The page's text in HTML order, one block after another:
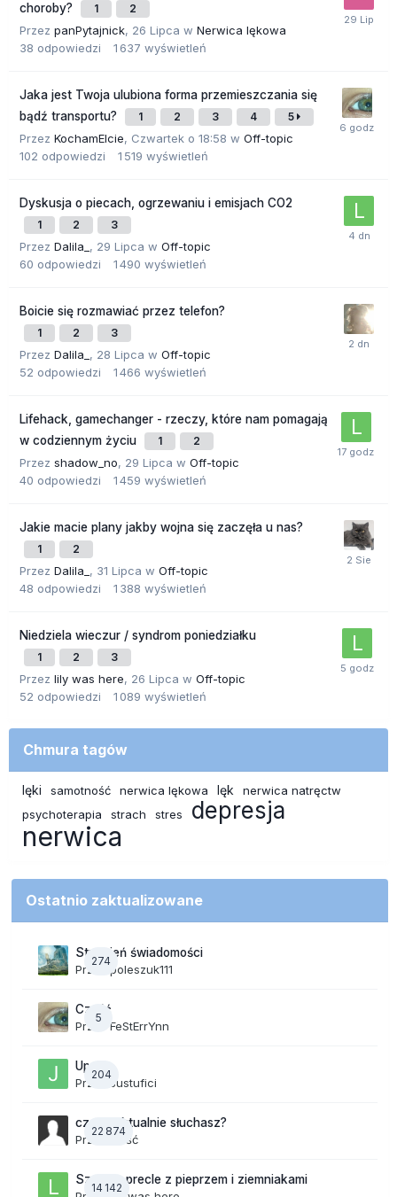
choroby?
1 2
Przez panPytajnick, 26 Lipca w Nerwica lękowa
38 odpowiedzi 1 637 wyświetleń
Jaka jest Twoja ulubiona forma przemieszczania się
bądź transportu?
1 2 3 4 5
Przez KochamElcie, Czwartek o 18:58 w Off-topic
102 odpowiedzi 1 519 wyświetleń
Dyskusja o piecach, ogrzewaniu i emisjach CO2
1 2 3
Przez Dalila_ , 29 Lipca w Off-topic
60 odpowiedzi 1 490 wyświetleń
Boicie się rozmawiać przez telefon?
1 2 3
Przez Dalila_ , 28 Lipca w Off-topic
52 odpowiedzi 1 466 wyświetleń
Lifehack, gamechanger - rzeczy, które nam pomagają
w codziennym życiu
1 2
Przez shadow_no, 29 Lipca w Off-topic
40 odpowiedzi 1 459 wyświetleń
Jakie macie plany jakby wojna się zaczęła u nas?
1 2
Przez Dalila_ , 31 Lipca w Off-topic
48 odpowiedzi 1 388 wyświetleń
Niedziela wieczur / syndrom poniedziałku
1 2 3
Przez lily was here, 26 Lipca w Off-topic
52 odpowiedzi 1 089 wyświetleń
Chmura tagów
lęki samotność nerwica lękowa lęk
nerwica natręctw
psychoterapia
strach stres depresja
nerwica
Ostatnio zaktualizowane
274
Strumień świadomości
Przezpoleszuk111
5
Cześć
Przez FeStErrYnn
204
Upały
PrzezJustufici
22 874
czego aktualnie słuchasz?
Przez Gość
14 142
Szalone precle z pieprzem i ziemniakami